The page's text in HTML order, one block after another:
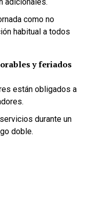
como no
habitual a todos
y feriados
están obligados a
durante un
doble.